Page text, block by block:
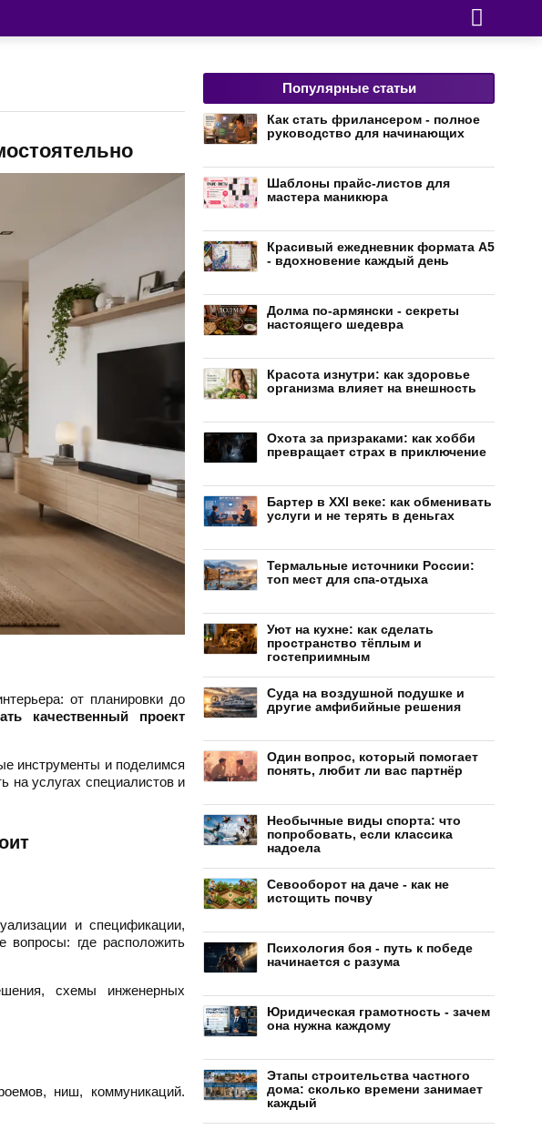
от планировки до
качественный проект
инструменты и поделимся
на услугах специалистов и
и спецификации,
вопросы: где расположить
схемы инженерных
ниш, коммуникаций.
Популярные статьи
Как стать фрилансером - полное
руководство для начинающих
Шаблоны прайс-листов для
мастера маникюра
Красивый ежедневник формата А5
- вдохновение каждый день
Долма по-армянски - секреты
настоящего шедевра
Красота изнутри: как здоровье
организма влияет на внешность
Охота за призраками: как хобби
превращает страх в приключение
Бартер в XXI веке: как обменивать
услуги и не терять в деньгах
Термальные источники России:
топ мест для спа-отдыха
Уют на кухне: как сделать
пространство тёплым и
гостеприимным
Суда на воздушной подушке и
другие амфибийные решения
Один вопрос, который помогает
понять, любит ли вас партнёр
Необычные виды спорта: что
попробовать, если классика
надоела
Севооборот на даче - как не
истощить почву
Психология боя - путь к победе
начинается с разума
Юридическая грамотность - зачем
она нужна каждому
Этапы строительства частного
дома: сколько времени занимает
каждый